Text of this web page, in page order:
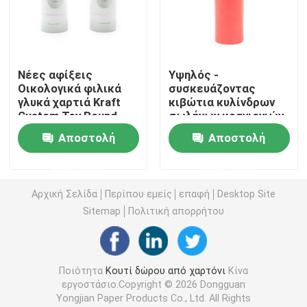
Κουτί από χαρτόνι πολυτέλειας
Κουτί συσκευασίας χάρτινου σωλήνα
πτυσσόμενο κιβώτιο εγγράφου
Συσκευάζοντας κιβώτιο τσιγάρων
Κουτί συσκευασίας Vape
Ζαρωμένο κουτί από χαρτόνι
Νέες αφίξεις
Οικολογικά φιλικά
γλυκά χαρτιά Kraft
Custom Toy Round
Tube Αποθήκευση
Κουτί δώροΑποστολή
Υψηλός -
συσκευάζοντας
κιβώτια κυλίνδρων
σωλήνων κραγιονιών
χαρτονιού σχεδίου
εκτύπωσης
ποιοτικής συνήθειας
Αποστολή
Αρχική Σελίδα Περίπου εμείς επαφή
Desktop Site
Sitemap
Πολιτική απορρήτου
Ποιότητα Κουτί δώρου από χαρτόνι Κίνα
εργοστάσιο.Copyright © 2026 Dongguan
Yongjian Paper Products Co., Ltd. All Rights